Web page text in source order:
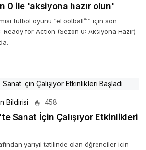
0 ile 'aksiyona hazır olun'
futbol oyunu “eFootball™” için son
for Action (Sezon 0: Aksiyona Hazır)
Bildirisi 458
Sanat İçin Çalışıyor Etkinlikleri
yarıyıl tatilinde olan öğrenciler için